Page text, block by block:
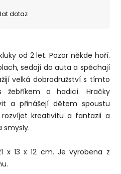
dotaz
od 2 let. Pozor někde hoří.
sedají do auta a spěchají
velká dobrodružství s tímto
žebříkem a hadicí. Hračky
a přinášejí dětem spoustu
kreativitu a fantazii a
smysly.
x 13 x 12 cm. Je vyrobena z